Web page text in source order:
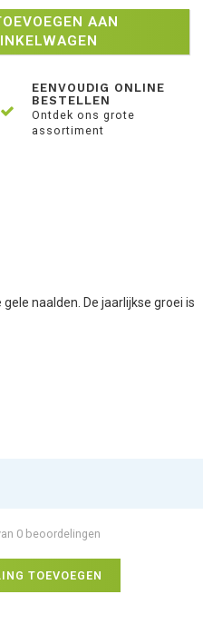
AAN
EENVOUDIG ONLINE
BESTELLEN
Ontdek ons grote
assortiment
naalden. De jaarlijkse groei is
0 beoordelingen
TOEVOEGEN